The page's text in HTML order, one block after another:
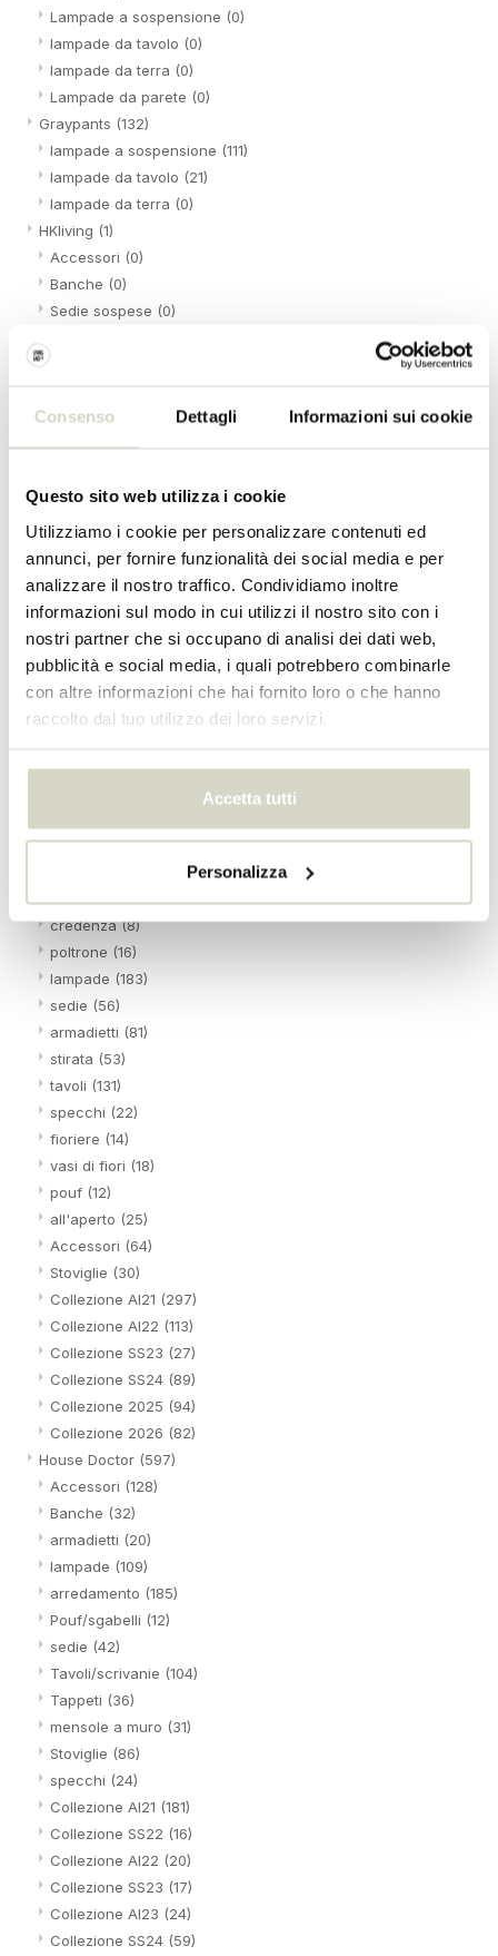
Consenso Dettagli Informazioni sui cookie
Questo sito web utilizza i cookie
Utilizziamo i cookie per personalizzare contenuti ed
annunci, per fornire funzionalità dei social media e per
analizzare il nostro traffico. Condividiamo inoltre
informazioni sul modo in cui utilizzi il nostro sito con i
nostri partner che si occupano di analisi dei dati web,
pubblicità e social media, i quali potrebbero combinarle
con altre informazioni che hai fornito loro o che hanno
raccolto dal tuo utilizzo dei loro servizi.
Accetta tutti
Personalizza
Lampade a sospensione (0)
lampade da tavolo (0)
lampade da terra (0)
Lampade da parete (0)
Graypants (132)
lampade a sospensione (111)
lampade da tavolo (21)
lampade da terra (0)
HKliving (1)
Accessori (0)
Banche (0)
Sedie sospese (0)
Bara(0)
Pouf(0)
Cuscini / Coperte(0)
Specchi
(0)
Sedie
Tavoli
Tappeti
(0)
Stoviglie
Collezione 2020 / 2021
(0)
Collezione 2021 / 2022
Collezione HKliving 2022
(0)
Aggiunte collezione 2023(0)
Collezione 2023/2024(0)
Banche(45)
Decorazione(82)
credenza(8)
poltrone (16)
lampade (183)
sedie (56)
armadietti (81)
stirata (53)
tavoli (131)
specchi (22)
fioriere (14)
vasi di fiori (18)
pouf (12)
all'aperto (25)
Accessori (64)
Stoviglie (30)
Collezione AI21 (297)
Collezione AI22 (113)
Collezione SS23 (27)
Collezione SS24 (89)
Collezione 2025 (94)
Collezione 2026 (82)
House Doctor (597)
Accessori (128)
Banche (32)
armadietti (20)
lampade (109)
arredamento (185)
Pouf/sgabelli (12)
sedie (42)
Tavoli/scrivanie (104)
Tappeti (36)
mensole a muro (31)
Stoviglie (86)
specchi (24)
Collezione AI21 (181)
Collezione SS22 (16)
Collezione AI22 (20)
Collezione SS23 (17)
Collezione AI23 (24)
Collezione SS24 (59)